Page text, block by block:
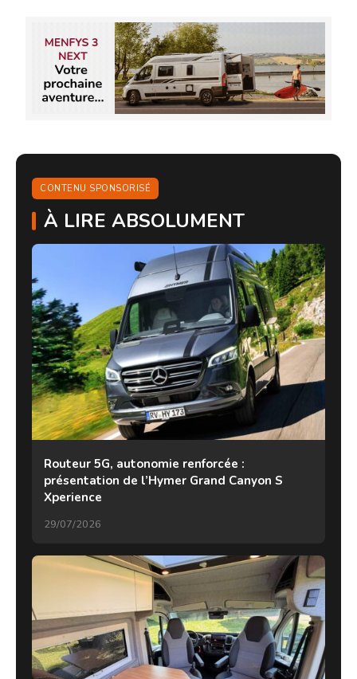
CONTENU SPONSORISÉ
À LIRE ABSOLUMENT
Routeur 5G, autonomie renforcée :
présentation de l’Hymer Grand Canyon S
Xperience
29/07/2026